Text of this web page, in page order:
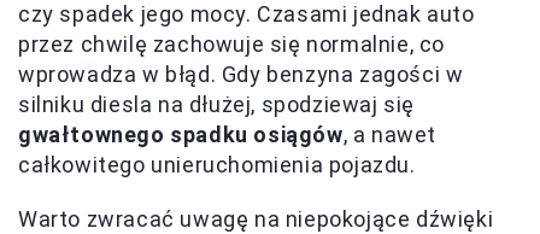
czy spadek jego mocy. Czasami jednak auto
przez chwilę zachowuje się normalnie, co
wprowadza w błąd. Gdy benzyna zagości w
silniku diesla na dłużej, spodziewaj się
gwałtownego spadku osiągów, a nawet
całkowitego unieruchomienia pojazdu.
Warto zwracać uwagę na niepokojące dźwięki